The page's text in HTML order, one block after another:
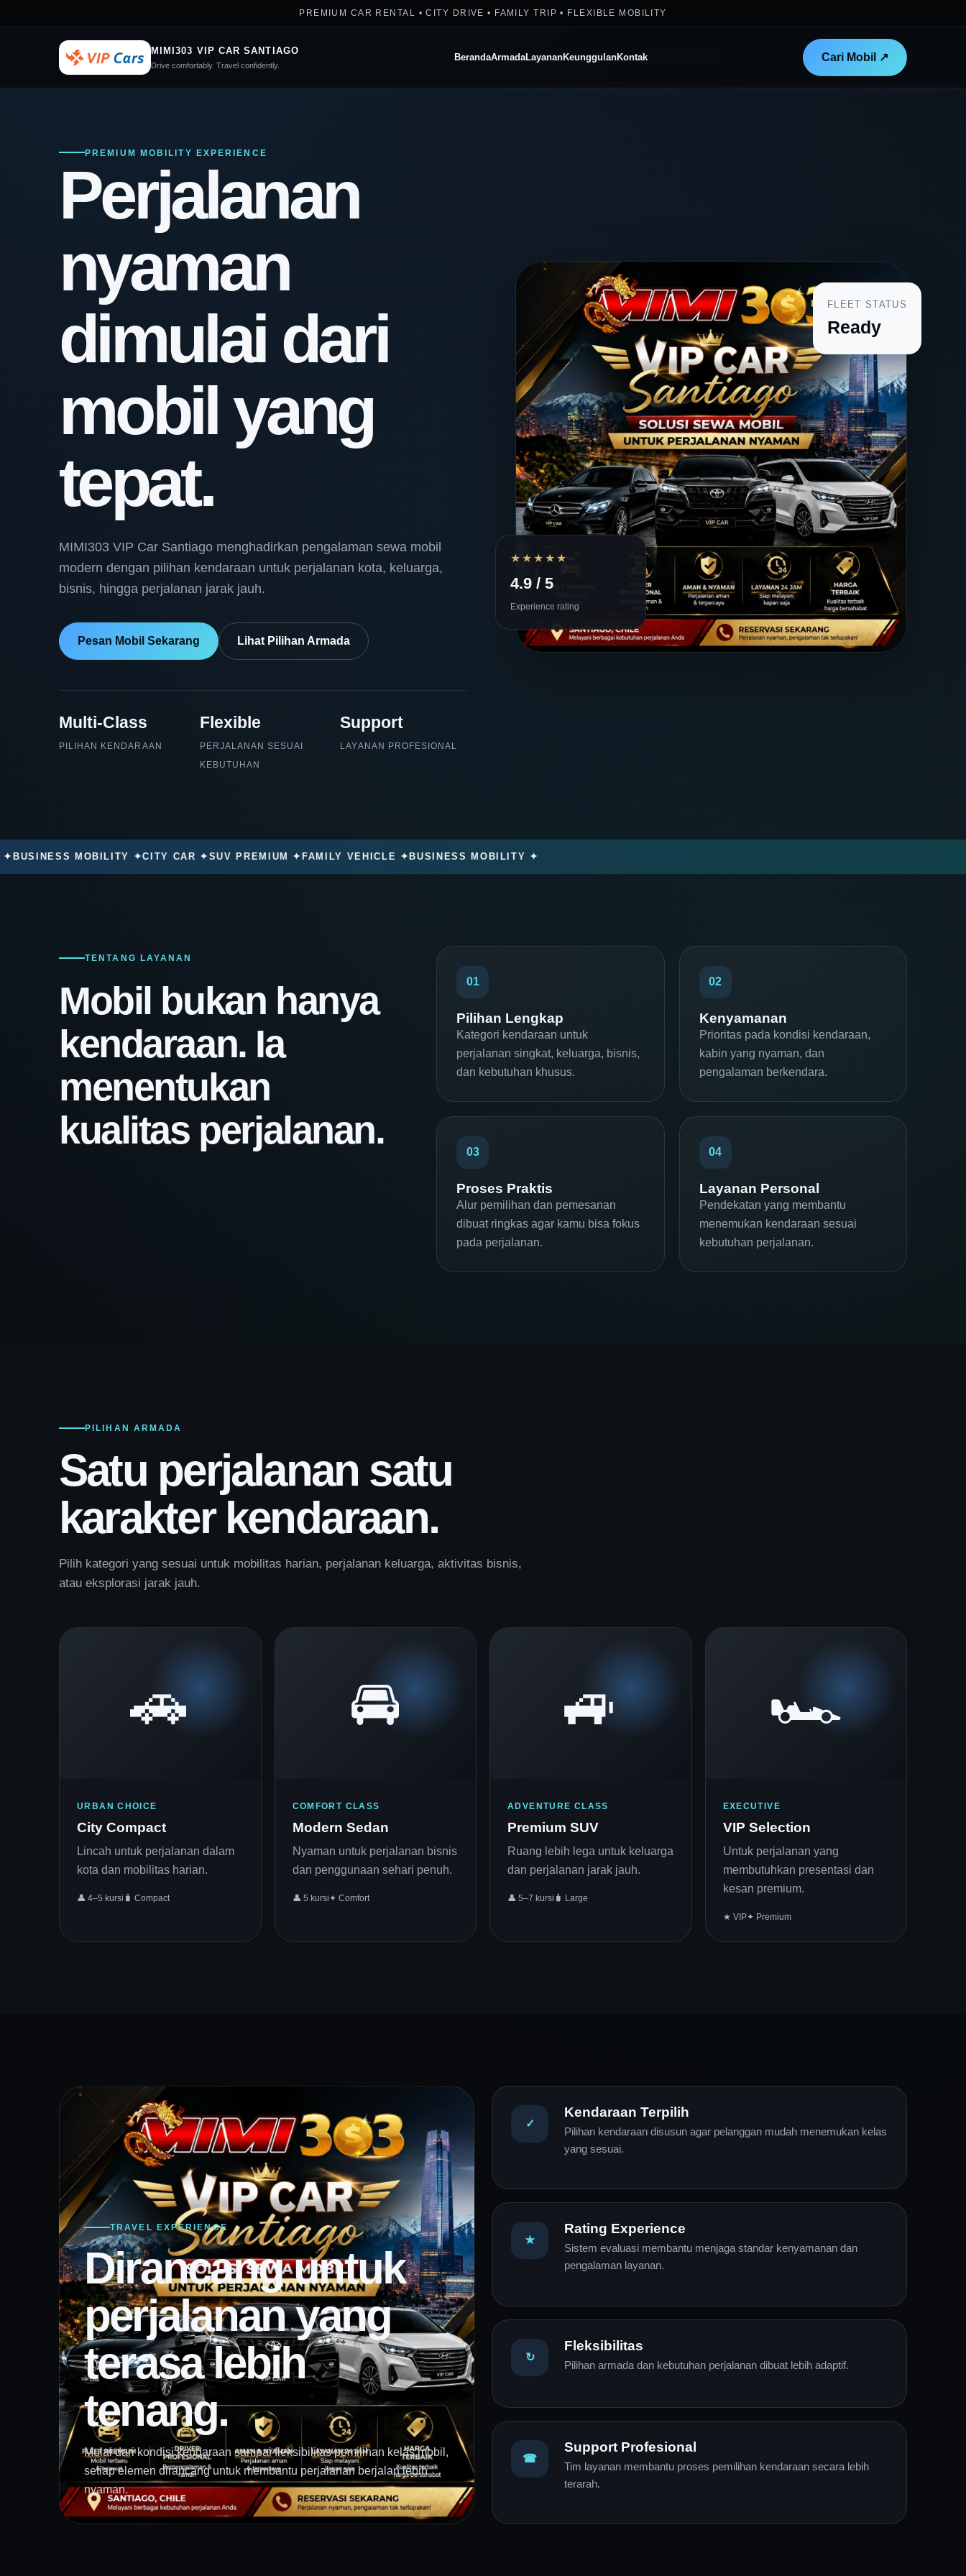
PREMIUM CAR RENTAL • CITY DRIVE • FAMILY TRIP • FLEXIBLE MOBILITY
MIMI303 VIP CAR SANTIAGO
Drive comfortably. Travel confidently.
BerandaArmadaLayananKeunggulanKontak Cari Mobil ↗
PREMIUM MOBILITY EXPERIENCE
Perjalanan
nyaman
dimulai dari
mobil yang
tepat.
MIMI303 VIP Car Santiago menghadirkan pengalaman sewa mobil
modern dengan pilihan kendaraan untuk perjalanan kota, keluarga,
bisnis, hingga perjalanan jarak jauh.
Pesan Mobil Sekarang Lihat Pilihan Armada
Multi-Class
PILIHAN KENDARAAN
Flexible
PERJALANAN SESUAI
KEBUTUHAN
Support
LAYANAN PROFESIONAL
★★★★★
4.9 / 5
Experience rating
FLEET STATUS
Ready
MOBILITY ✦ CITY CAR ✦SUV PREMIUM ✦ FAMILY VEHICLE ✦BUSINESS MOBILITY ✦
TENTANG LAYANAN
Mobil bukan hanya
kendaraan. Ia
menentukan
kualitas perjalanan.
01
Pilihan Lengkap
Kategori kendaraan untuk
perjalanan singkat, keluarga, bisnis,
dan kebutuhan khusus.
02
Kenyamanan
Prioritas pada kondisi kendaraan,
kabin yang nyaman, dan
pengalaman berkendara.
03
Proses Praktis
Alur pemilihan dan pemesanan
dibuat ringkas agar kamu bisa fokus
pada perjalanan.
04
Layanan Personal
Pendekatan yang membantu
menemukan kendaraan sesuai
kebutuhan perjalanan.
PILIHAN ARMADA
Satu perjalanan satu
karakter kendaraan.
Pilih kategori yang sesuai untuk mobilitas harian, perjalanan keluarga, aktivitas bisnis,
atau eksplorasi jarak jauh.
🚗
URBAN CHOICE
City Compact
Lincah untuk perjalanan dalam
kota dan mobilitas harian.
👤 4–5 kursi 🧳 Compact
🚘
COMFORT CLASS
Modern Sedan
Nyaman untuk perjalanan bisnis
dan penggunaan sehari penuh.
👤 5 kursi✦ Comfort
🚙
ADVENTURE CLASS
Premium SUV
Ruang lebih lega untuk keluarga
dan perjalanan jarak jauh.
👤 5–7 kursi 🧳 Large
🏎️
EXECUTIVE
VIP Selection
Untuk perjalanan yang
membutuhkan presentasi dan
kesan premium.
★ VIP✦ Premium
TRAVEL EXPERIENCE
Dirancang untuk
perjalanan yang
terasa lebih
tenang.
Mulai dari kondisi kendaraan sampai fleksibilitas pemilihan kelas mobil,
setiap elemen dirancang untuk membantu perjalanan berjalan lebih
nyaman.
✓
Kendaraan Terpilih
Pilihan kendaraan disusun agar pelanggan mudah menemukan kelas
yang sesuai.
★
Rating Experience
Sistem evaluasi membantu menjaga standar kenyamanan dan
pengalaman layanan.
↻
Fleksibilitas
Pilihan armada dan kebutuhan perjalanan dibuat lebih adaptif.
☎
Support Profesional
Tim layanan membantu proses pemilihan kendaraan secara lebih
terarah.